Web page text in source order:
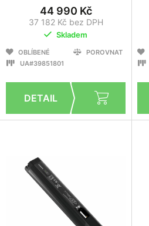
44 990 Kč
37 182 Kč bez DPH
Skladem
OBLÍBENÉ
POROVNAT
UA#39851801